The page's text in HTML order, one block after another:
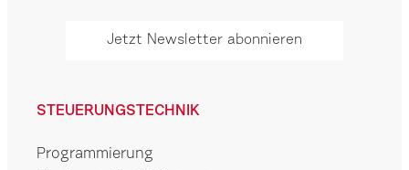
Jetzt Newsletter abonnieren
STEUERUNGSTECHNIK
Programmierung